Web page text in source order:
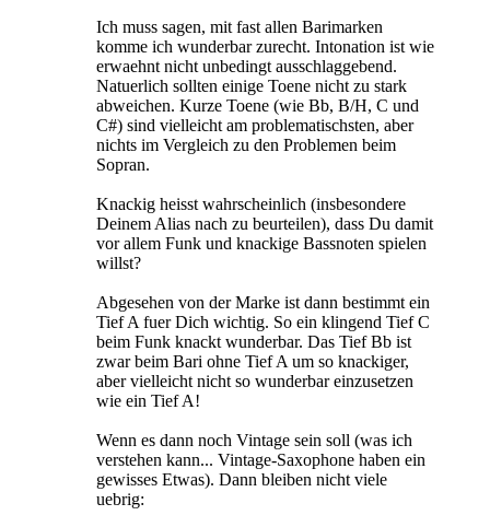
Ich muss sagen, mit fast allen Barimarken
komme ich wunderbar zurecht. Intonation ist wie
erwaehnt nicht unbedingt ausschlaggebend.
Natuerlich sollten einige Toene nicht zu stark
abweichen. Kurze Toene (wie Bb, B/H, C und
C#) sind vielleicht am problematischsten, aber
nichts im Vergleich zu den Problemen beim
Sopran.
Knackig heisst wahrscheinlich (insbesondere
Deinem Alias nach zu beurteilen), dass Du damit
vor allem Funk und knackige Bassnoten spielen
willst?
Abgesehen von der Marke ist dann bestimmt ein
Tief A fuer Dich wichtig. So ein klingend Tief C
beim Funk knackt wunderbar. Das Tief Bb ist
zwar beim Bari ohne Tief A um so knackiger,
aber vielleicht nicht so wunderbar einzusetzen
wie ein Tief A!
Wenn es dann noch Vintage sein soll (was ich
verstehen kann... Vintage-Saxophone haben ein
gewisses Etwas). Dann bleiben nicht viele
uebrig: